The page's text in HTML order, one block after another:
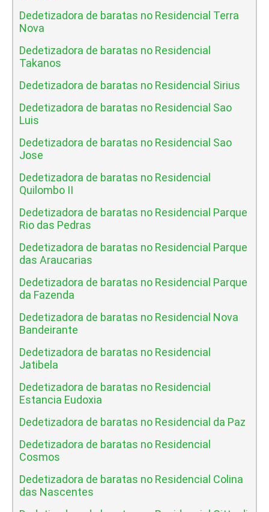
Dedetizadora de baratas no Residencial Terra
Nova
Dedetizadora de baratas no Residencial
Takanos
Dedetizadora de baratas no Residencial Sirius
Dedetizadora de baratas no Residencial Sao
Luis
Dedetizadora de baratas no Residencial Sao
Jose
Dedetizadora de baratas no Residencial
Quilombo II
Dedetizadora de baratas no Residencial Parque
Rio das Pedras
Dedetizadora de baratas no Residencial Parque
das Araucarias
Dedetizadora de baratas no Residencial Parque
da Fazenda
Dedetizadora de baratas no Residencial Nova
Bandeirante
Dedetizadora de baratas no Residencial
Jatibela
Dedetizadora de baratas no Residencial
Estancia Eudoxia
Dedetizadora de baratas no Residencial da Paz
Dedetizadora de baratas no Residencial
Cosmos
Dedetizadora de baratas no Residencial Colina
das Nascentes